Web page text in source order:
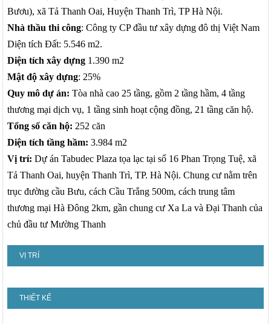
Bươu), xã Tả Thanh Oai, Huyện Thanh Trì, TP Hà Nội.
Nhà thầu thi công: Công ty CP đầu tư xây dựng đô thị Việt Nam
Diện tích Đất: 5.546 m2.
Diện tích xây dựng 1.390 m2
Mật độ xây dựng: 25%
Quy mô dự án: Tòa nhà cao 25 tầng, gồm 2 tầng hầm, 4 tầng
thương mại dịch vụ, 1 tầng sinh hoạt cộng đồng, 21 tầng căn hộ.
Tổng số căn hộ: 252 căn
Diện tích tầng hầm: 3.984 m2
Vị trí: Dự án Tabudec Plaza tọa lạc tại số 16 Phan Trọng Tuệ, xã
Tả Thanh Oai, huyện Thanh Trì, TP. Hà Nội. Chung cư nằm trên
trục đường cầu Bưu, cách Cầu Trắng 500m, cách trung tâm
thương mại Hà Đông 2km, gần chung cư Xa La và Đại Thanh của
chủ đầu tư Mường Thanh
VỊ TRÍ
THIẾT KẾ